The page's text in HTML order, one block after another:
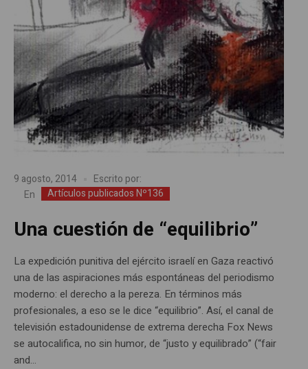
9 agosto, 2014
Escrito por:
En
Artículos publicados Nº136
Una cuestión de “equilibrio”
La expedición punitiva del ejército israelí en Gaza reactivó
una de las aspiraciones más espontáneas del periodismo
moderno: el derecho a la pereza. En términos más
profesionales, a eso se le dice “equilibrio”. Así, el canal de
televisión estadounidense de extrema derecha Fox News
se autocalifica, no sin humor, de “justo y equilibrado” (“fair
and...